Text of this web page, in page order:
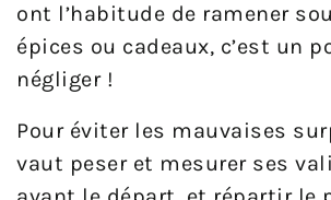
ont l’habitude de ramener
épices ou cadeaux, c’est un
négliger !
Pour éviter les mauvaises
vaut peser et mesurer ses